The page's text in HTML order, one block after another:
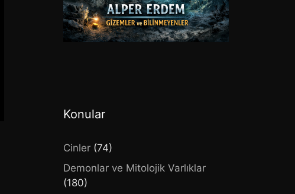
Konular
Cinler (74)
Demonlar ve Mitolojik Varlıklar
(180)